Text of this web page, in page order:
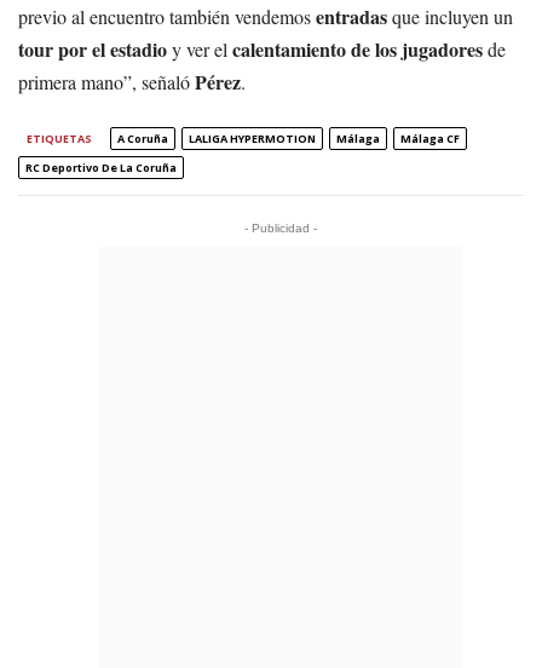
previo al encuentro también vendemosentradasque incluyen un
tour por el estadioy ver elcalentamiento de los jugadoresde
primera mano”, señalóPérez.
ETIQUETAS A Coruña LALIGA HYPERMOTION Málaga
Málaga CF
RC Deportivo De La Coruña
- Publicidad -